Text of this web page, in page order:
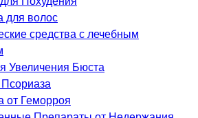
для волос
средства с лечебным
Увеличения Бюста
от Геморроя